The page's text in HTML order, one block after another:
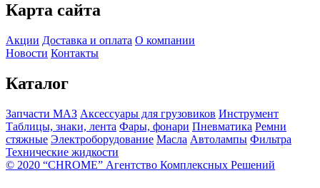
Карта сайта
Акции Доставка и оплата О компании
Новости Контакты
Каталог
Запчасти МАЗ Аксессуары для грузовиков Инструмент
Таблицы, знаки, лента Фары, фонари Пневматика Ремни
стяжные Электроборудование Масла Автолампы Фильтра
Технические жидкости
© 2020 “CHROME” Агентство Комплексных Решений